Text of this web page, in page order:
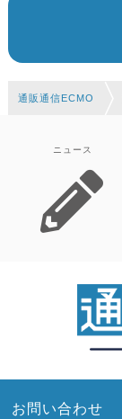
通販通信ECMO
ニュース
お問い合わせ